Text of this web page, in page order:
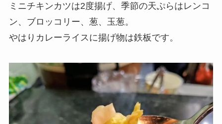
ミニチキンカツは2度揚げ、季節の天ぷらはレンコ
ン、ブロッコリー、葱、玉葱。
やはりカレーライスに揚げ物は鉄板です。